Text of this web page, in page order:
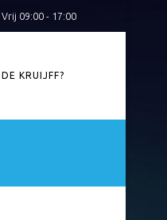
Vrij 09:00 - 17:00
KRUIJFF?